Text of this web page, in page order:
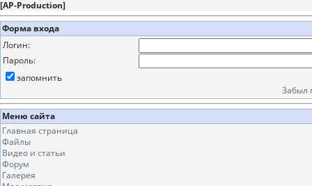
[AP-Production]
Форма входа
Логин:
Пароль:
запомнить
Забыл
Меню сайта
Главная страница
Файлы
Видео и статьи
Форум
Галерея